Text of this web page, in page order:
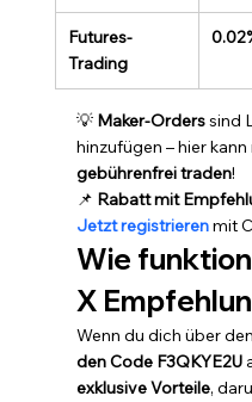
Futures-
Trading
💡 Maker-Orders sind
hinzufügen – hier
gebührenfrei traden!
📌 Rabatt mit
Jetzt registrieren mit
Wie
X
Wenn du dich über den
den Code F3QKYE2U
exklusive Vorteile,